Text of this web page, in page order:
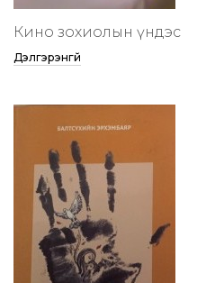
Кино зохиолын үндэс
Дэлгэрэнгүй